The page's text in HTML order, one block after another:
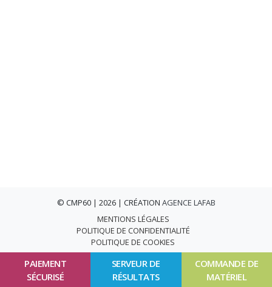
PAIEMENT
SÉCURISÉ
SERVEUR DE
RÉSULTATS
COMMANDE DE
MATÉRIEL
© CMP60 | 2026 | CRÉATION AGENCE LAFAB
MENTIONS LÉGALES
POLITIQUE DE CONFIDENTIALITÉ
POLITIQUE DE COOKIES